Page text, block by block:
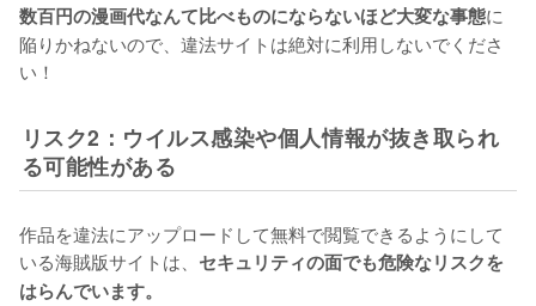
数百円の漫画代なんて比べものにならないほど大変な事態に
陥りかねないので、違法サイトは絶対に利用しないでくださ
い！
リスク2：ウイルス感染や個人情報が抜き取られ
る可能性がある
作品を違法にアップロードして無料で閲覧できるようにして
いる海賊版サイトは、 セキュリティの面でも危険なリスクを
はらんでいます。